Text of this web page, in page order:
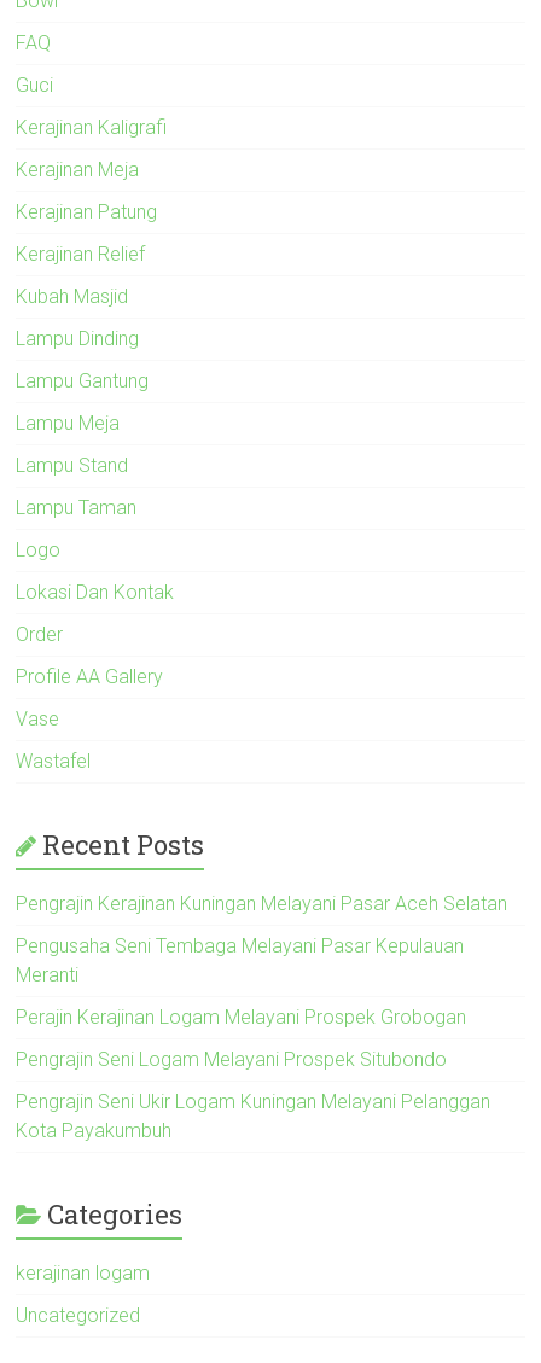
FAQ
Guci
Kerajinan Kaligrafi
Kerajinan Meja
Kerajinan Patung
Kerajinan Relief
Kubah Masjid
Lampu Dinding
Lampu Gantung
Lampu Meja
Lampu Stand
Lampu Taman
Logo
Lokasi Dan Kontak
Order
Profile AA Gallery
Vase
Wastafel
Recent Posts
Pengrajin Kerajinan Kuningan Melayani Pasar Aceh Selatan
Pengusaha Seni Tembaga Melayani Pasar Kepulauan
Meranti
Perajin Kerajinan Logam Melayani Prospek Grobogan
Pengrajin Seni Logam Melayani Prospek Situbondo
Pengrajin Seni Ukir Logam Kuningan Melayani Pelanggan
Kota Payakumbuh
Categories
kerajinan logam
Uncategorized